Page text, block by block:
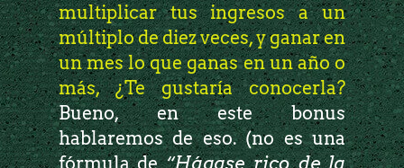
multiplicar tus ingresos a un
múltiplo de diez veces, y ganar en
un mes lo que ganas en un año o
más, ¿Te gustaría conocerla?
Bueno, en este bonus
hablaremos de eso. (no es una
fórmula de“Hágase rico de la